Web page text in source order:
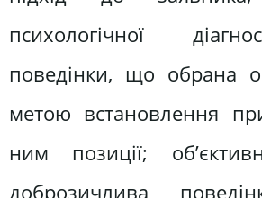
психологічної
поведінки, що обрана
метою встановлення
ним позиції;
доброзичлива